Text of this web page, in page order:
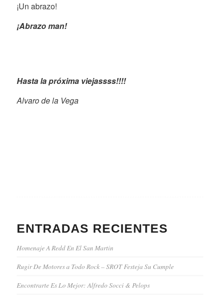
¡Un abrazo!
¡Abrazo man!
Hasta la próxima viejassss!!!!
Alvaro de la Vega
ENTRADAS RECIENTES
Homenaje A Redd En El San Martin
Rugir De Motores a Todo Rock – SROT Festeja Su Cumple
Encontrarte Es Lo Mejor: Alfredo Socci & Pelops